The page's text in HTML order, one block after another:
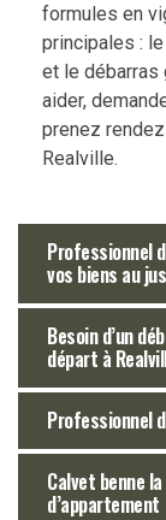
formules en
principales :
et le débarras
aider,
prenez
Realville.
Professionnel
vos biens au
Besoin d’un
départ à
Professionnel
Calvet benne
d’appartement